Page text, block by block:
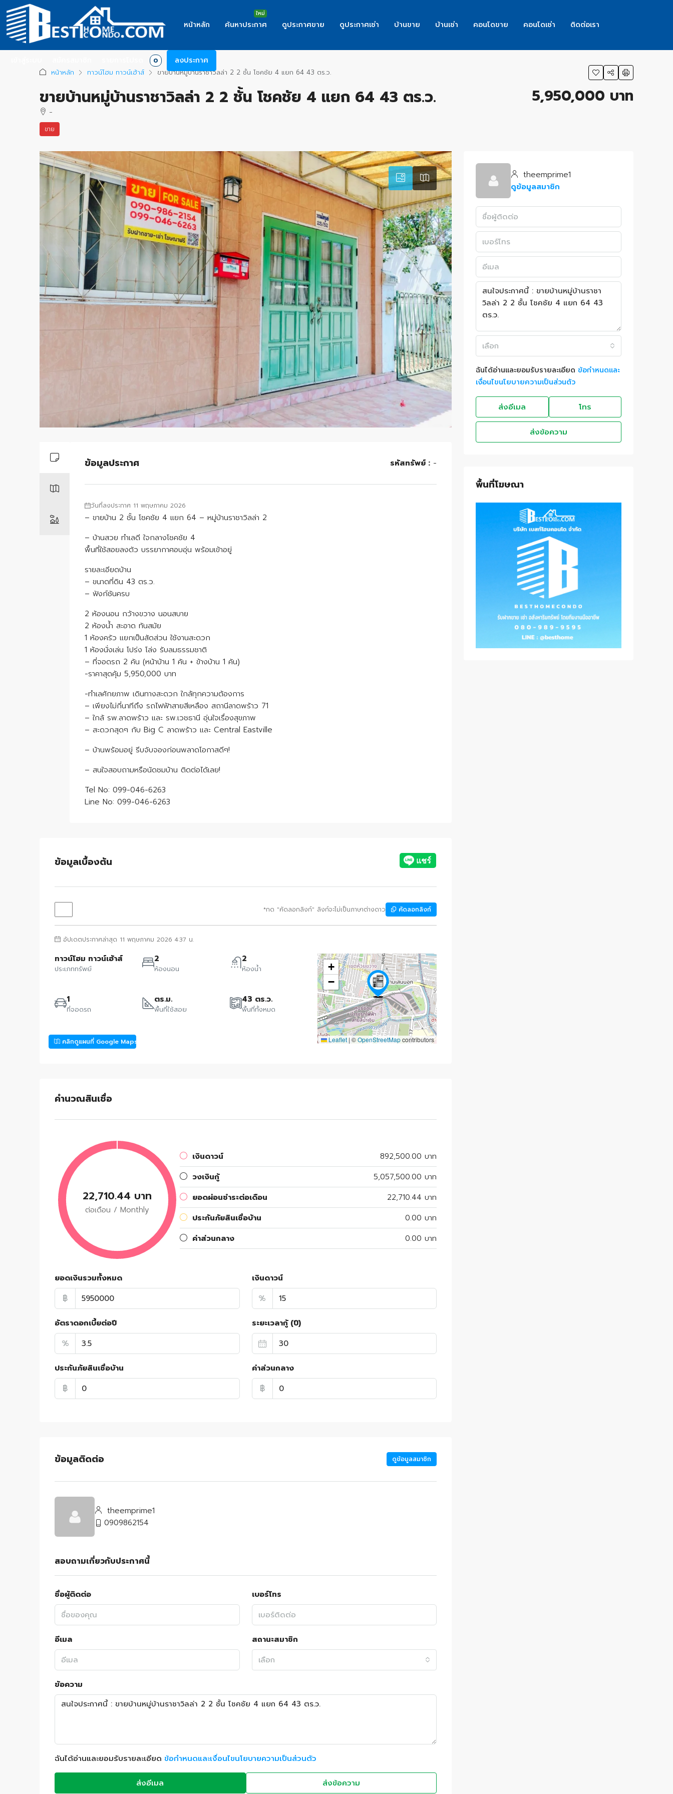
หน้าหลัก ค้นหาประกาศ ดูประกาศขาย ดูประกาศเช่า บ้านขาย บ้านเช่า คอนโดขาย คอนโดเช่า ติดต่อเรา
0 ลงประกาศ
หน้าหลัก ทาวน์โฮม ทาวน์เฮ้าส์ ขายบ้านหมู่บ้านราชาวิลล่า 2 2 ชั้น โชคชัย 4 แยก 64 43 ตร.ว.
ขายบ้านหมู่บ้านราชาวิลล่า 2 2 ชั้น โชคชัย 4 แยก 64 43 ตร.ว.
-
ขาย
5,950,000 บาท
ข้อมูลประกาศ รหัสทรัพย์ : -
วันที่ลงประกาศ 11 พฤษภาคม 2026
– ขายบ้าน 2 ชั้น โชคชัย 4 แยก 64 – หมู่บ้านราชาวิลล่า 2
– บ้านสวย ทำเลดี ใจกลางโชคชัย 4
พื้นที่ใช้สอยลงตัว บรรยากาศอบอุ่น พร้อมเข้าอยู่
รายละเอียดบ้าน
– ขนาดที่ดิน 43 ตร.ว.
– ฟังก์ชันครบ
2 ห้องนอน กว้างขวาง นอนสบาย
2 ห้องน้ำ สะอาด ทันสมัย
1 ห้องครัว แยกเป็นสัดส่วน ใช้งานสะดวก
1 ห้องนั่งเล่น โปร่ง โล่ง รับลมธรรมชาติ
– ที่จอดรถ 2 คัน (หน้าบ้าน 1 คัน + ข้างบ้าน 1 คัน)
-ราคาสุดคุ้ม 5,950,000 บาท
-ทำเลศักยภาพ เดินทางสะดวก ใกล้ทุกความต้องการ
– เพียงไม่กี่นาทีถึง รถไฟฟ้าสายสีเหลือง สถานีลาดพร้าว 71
– ใกล้ รพ.ลาดพร้าว และ รพ.เวชธานี อุ่นใจเรื่องสุขภาพ
– สะดวกสุดๆ กับ Big C ลาดพร้าว และ Central Eastville
– บ้านพร้อมอยู่ รีบจับจองก่อนพลาดโอกาสดีๆ!
– สนใจสอบถามหรือนัดชมบ้าน ติดต่อได้เลย!
Tel No: 099-046-6263
Line No: 099-046-6263
ข้อมูลเบื้องต้น
*กด "คัดลอกลิงก์" ลิงก์จะไม่เป็นภาษาต่างดาว คัดลอกลิงก์
อัปเดตประกาศล่าสุด 11 พฤษภาคม 2026 4:37 น.
ทาวน์โฮม ทาวน์เฮ้าส์
ประเภททรัพย์
2
ห้องนอน
2
ห้องน้ำ
1
ที่จอดรถ
ตร.ม.
พื้นที่ใช้สอย
43 ตร.ว.
พื้นที่ทั้งหมด
คลิกดูแผนที่ Google Maps
+
−
Leaflet | ©OpenStreetMapcontributors
คำนวณสินเชื่อ
22,710.44 บาท
ต่อเดือน / Monthly
เงินดาวน์
892,500.00 บาท
วงเงินกู้
5,057,500.00 บาท
ยอดผ่อนชำระต่อเดือน
22,710.44 บาท
ประกันภัยสินเชื่อบ้าน
0.00 บาท
ค่าส่วนกลาง
0.00 บาท
ยอดเงินรวมทั้งหมด
฿
เงินดาวน์
%
อัตราดอกเบี้ยต่อปี
%
ระยะเวลากู้ (ปี)
ประกันภัยสินเชื่อบ้าน
฿
ค่าส่วนกลาง
฿
ข้อมูลติดต่อ ดูข้อมูลสมาชิก
theemprime1
0909862154
สอบถามเกี่ยวกับประกาศนี้
ชื่อผู้ติดต่อ เบอร์โทร
อีเมล
สถานะสมาชิก
เลือก
ข้อความ
ฉันได้อ่านและยอมรับรายละเอียด ข้อกำหนดและเงื่อนไขนโยบายความเป็นส่วนตัว
ส่งอีเมล ส่งข้อความ
theemprime1
ดูข้อมูลสมาชิก
เลือก
ฉันได้อ่านและยอมรับรายละเอียด ข้อกำหนดและ
เงื่อนไขนโยบายความเป็นส่วนตัว
ส่งอีเมล โทร
ส่งข้อความ
พื้นที่โฆษณา